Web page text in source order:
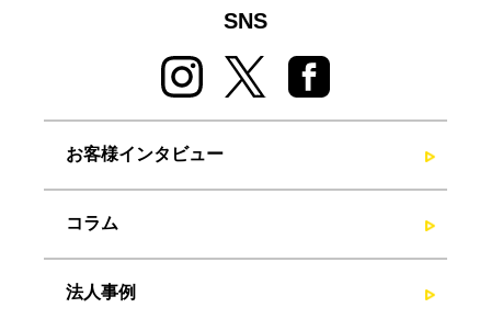
SNS
お客様インタビュー
コラム
法人事例